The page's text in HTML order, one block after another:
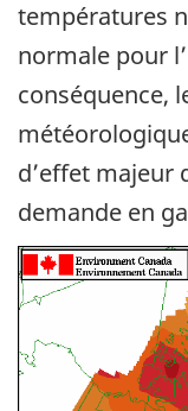
températures
normale pour
conséquence,
d’effet majeur
demande en